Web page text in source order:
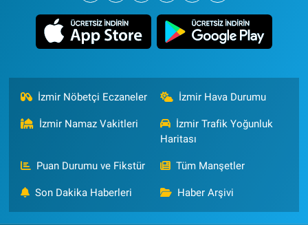
İzmir Nöbetçi Eczaneler İzmir Hava Durumu
İzmir Namaz Vakitleri
İzmir Trafik Yoğunluk
Haritası
Puan Durumu ve Fikstür Tüm Manşetler
Son Dakika Haberleri Haber Arşivi